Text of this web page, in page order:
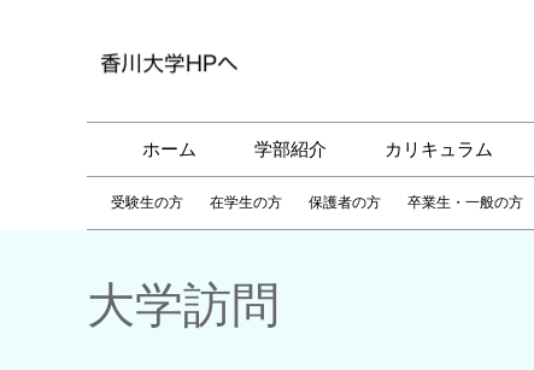
ホーム 学部紹介 カリキュラム
受験生の方 在学生の方 保護者の方 卒業生・一般の方
大学訪問